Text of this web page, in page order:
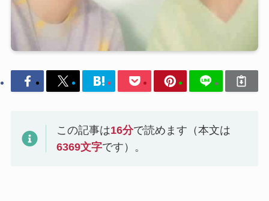
この記事は16分で読めます（本文は
6369文字です）。